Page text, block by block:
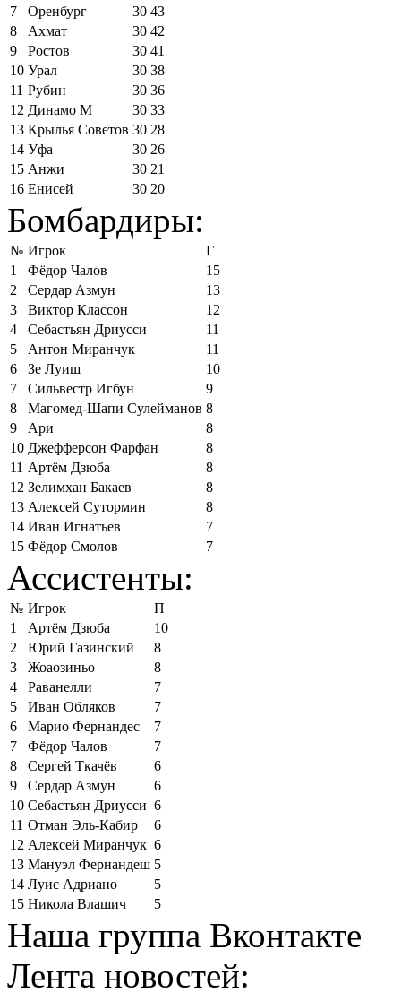
7
Оренбург 30 43
8
Ахмат 30 42
9
Ростов 30 41
10 Урал 30 38
11 Рубин 30 36
12 Динамо М 30 33
13 Крылья Советов 30 28
14 Уфа 30 26
15 Анжи 30 21
16 Енисей 30 20
Бомбардиры:
№ Игрок
Г
1
Фёдор Чалов
15
2
Сердар Азмун
13
3
Виктор Классон
12
4
Себастьян Дриусси
11
5
Антон Миранчук
11
6
Зе Луиш
10
7
Сильвестр Игбун
9
8
Магомед-Шапи Сулейманов 8
9
Ари
8
10 Джефферсон Фарфан
8
11 Артём Дзюба
8
12 Зелимхан Бакаев
8
13 Алексей Сутормин
8
14 Иван Игнатьев
7
15 Фёдор Смолов 7
Ассистенты:
№ Игрок
П
1
Артём Дзюба
10
2
Юрий Газинский
8
3
Жоаозиньо
8
4
Раванелли
7
5
Иван Обляков
7
6
Марио Фернандес
7
7
Фёдор Чалов
7
8
Сергей Ткачёв
6
9
Сердар Азмун
6
10 Себастьян Дриусси 6
11 Отман Эль-Кабир
6
12 Алексей Миранчук 6
13 Мануэл Фернандеш 5
14 Луис Адриано
5
15 Никола Влашич 5
Наша группа Вконтакте
Лента новостей: